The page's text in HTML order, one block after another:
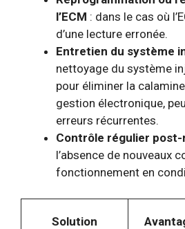
l’ECM : dans le cas où
d’une lecture erronée.
Entretien du système
nettoyage du système
pour éliminer la
gestion électronique,
erreurs récurrentes.
Contrôle régulier
l’absence de nouveaux
fonctionnement en
Solution